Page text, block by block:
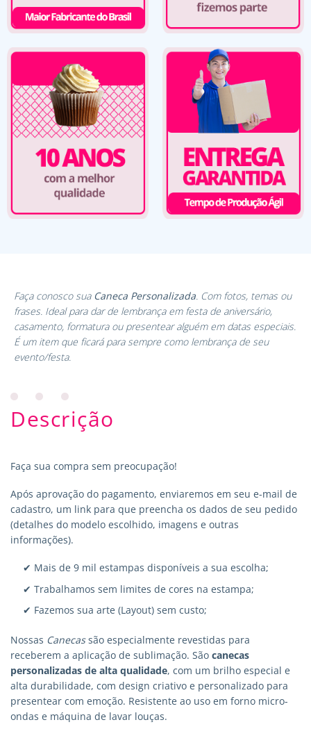
Faça conosco sua Caneca Personalizada . Com fotos, temas ou
frases. Ideal para dar de lembrança em festa de aniversário,
casamento, formatura ou presentear alguém em datas especiais.
É um item que ficará para sempre como lembrança de seu
evento/festa.
Descrição
Faça sua compra sem preocupação!
Após aprovação do pagamento, enviaremos em seu e-mail de
cadastro, um link para que preencha os dados de seu pedido
(detalhes do modelo escolhido, imagens e outras
informações).
✔ Mais de 9 mil estampas disponíveis a sua escolha;
✔ Trabalhamos sem limites de cores na estampa;
✔ Fazemos sua arte (Layout) sem custo;
Nossas Canecassão especialmente revestidas para
receberem a aplicação de sublimação. São canecas
personalizadas de alta qualidade, com um brilho especial e
alta durabilidade, com design criativo e personalizado para
presentear com emoção. Resistente ao uso em forno micro-
ondas e máquina de lavar louças.